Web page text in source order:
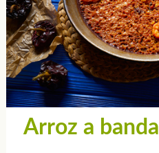
Arroz a banda